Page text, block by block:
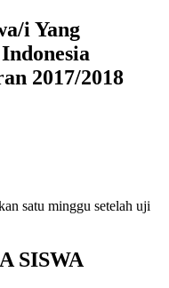
i Yang
2017/2018
satu minggu setelah uji
SISWA